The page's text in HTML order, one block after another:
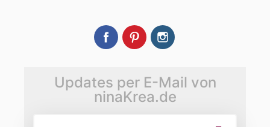
FacebookPinterest
Updates per E-Mail von
ninaKrea.de